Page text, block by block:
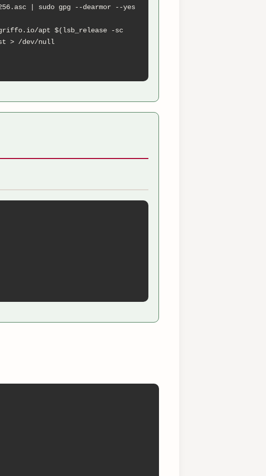
| sudo gpg --dearmor --yes
apt $(lsb_release -sc
> /dev/null